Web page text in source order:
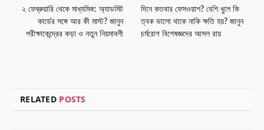
২ ফেব্রুয়ারি থেকে মাধ্যমিক: অ্যাডমিট
কার্ডের সঙ্গে আর কী মাস্ট? জানুন
পরীক্ষাকেন্দ্রের কড়া ও নতুন নিয়মাবলী
দিনে কতবার ফেসওয়াশ? বেশি ধুলে কি
ত্বক ভালো থাকে নাকি ক্ষতি হয়? জানুন
চর্মরোগ বিশেষজ্ঞদের আসল রায়
RELATED POSTS